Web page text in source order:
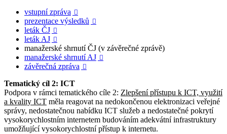
vstupní zpráva 
prezentace výsledků 
leták ČJ 
leták AJ 
manažerské shrnutí ČJ (v závěrečné zprávě)
manažerské shrnutí AJ 
závěrečná zpráva 
Tematický cíl 2: ICT
Podpora v rámci tematického cíle 2: Zlepšení přístupu k ICT, využití
a kvality ICT měla reagovat na nedokončenou elektronizaci veřejné
správy, nedostatečnou nabídku ICT služeb a nedostatečné pokrytí
vysokorychlostním internetem budováním adekvátní infrastruktury
umožňující vysokorychlostní přístup k internetu.